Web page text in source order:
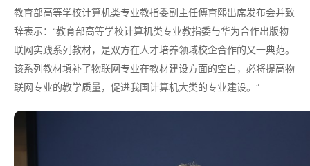
教育部高等学校计算机类专业教指委副主任傅育熙出席发布会并致
辞表示：“教育部高等学校计算机类专业教指委与华为合作出版物
联网实践系列教材，是双方在人才培养领域校企合作的又一典范。
该系列教材填补了物联网专业在教材建设方面的空白，必将提高物
联网专业的教学质量，促进我国计算机大类的专业建设。”